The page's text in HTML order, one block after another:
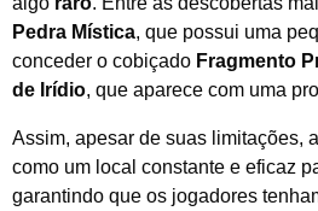
Pedra Mística, que possui uma
conceder o cobiçado Fragmento
de Irídio, que aparece com uma
Assim, apesar de suas limitações,
como um local constante e eficaz
garantindo que os jogadores